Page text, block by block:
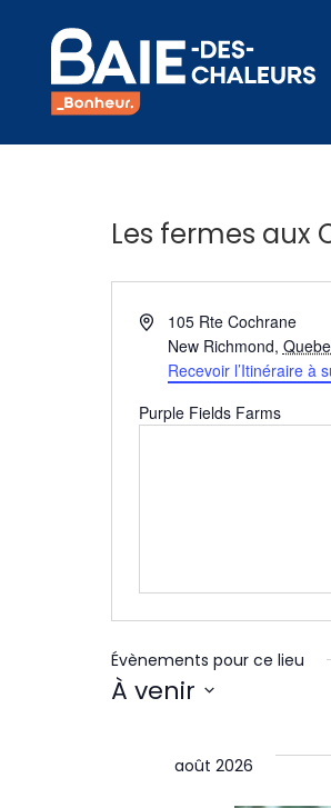
Les fermes aux
Adresse105 Rte Cochrane
New Richmond,
Recevoir l’Itinéraire à
Purple Fields Farms
Évènements pour ce lieu
À venir
août 2026